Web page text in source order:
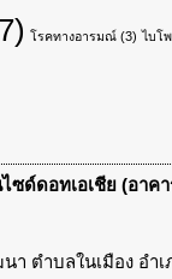
โรคทางอารมณ์ (3) ไบโ
ด์ดอทเอเชีย (อาคา
า ตำบลในเมือง อำ